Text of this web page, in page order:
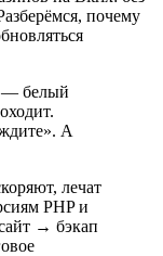
почему
— белый
А
лечат
PHP и
→ бэкап